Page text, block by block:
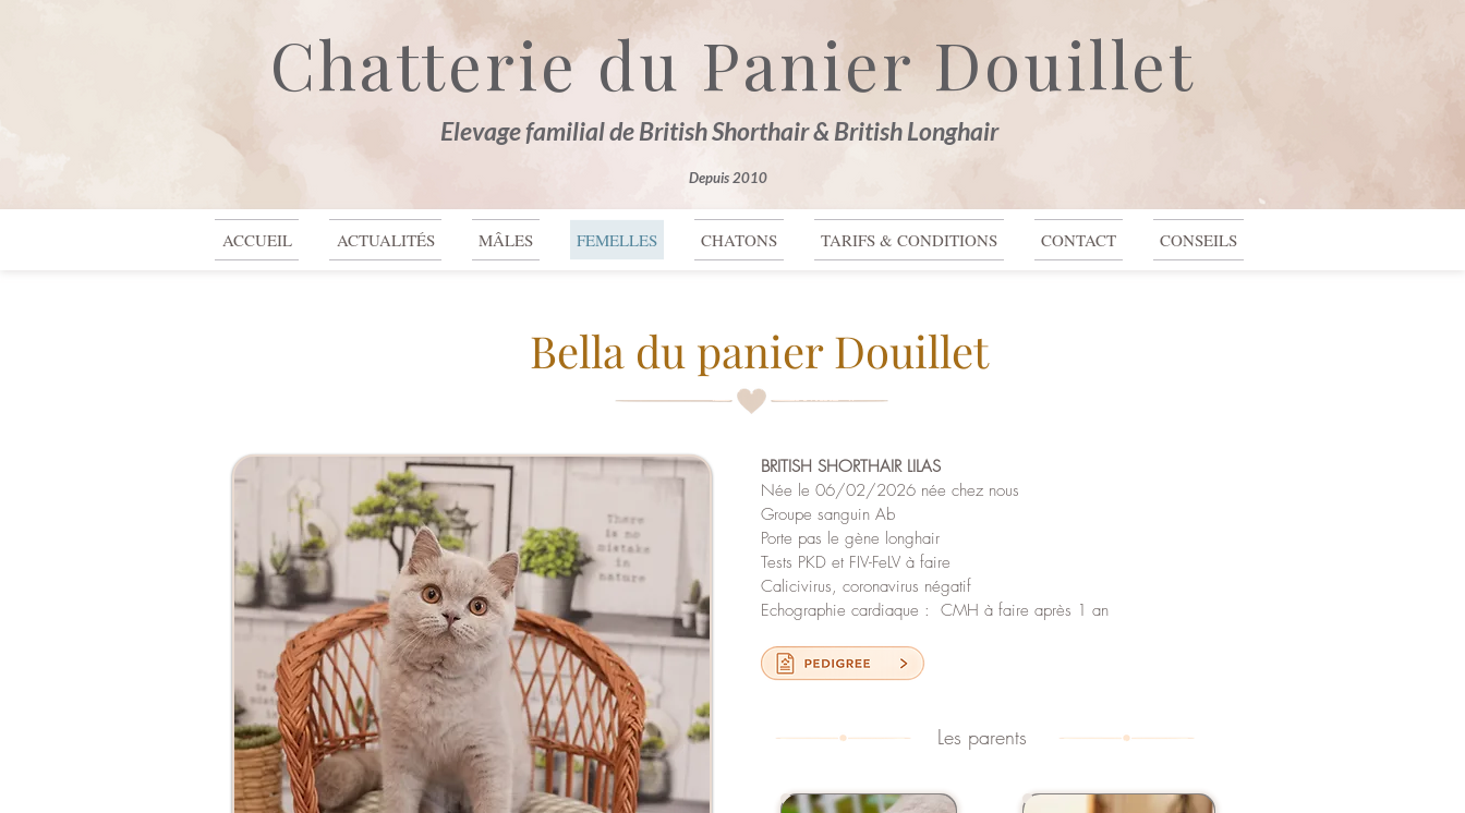
Bella du panier Douillet
BRITISH SHORTHAIR LILAS
Née le 06/02/2026 née chez nous
Groupe sanguin Ab
Porte pas le gène longhair
Tests PKD et FIV-FeLV à faire
Calicivirus, coronavirus négatif
Echographie cardiaque : CMH à faire après 1 an
Les parents
Chatterie du Panier Douillet
Elevage familial de British Shorthair & British Longhair
Depuis 2010
ACCUEIL ACTUALITÉS MÂLES FEMELLES CHATONS TARIFS & CONDITIONS CONTACT CONSEILS